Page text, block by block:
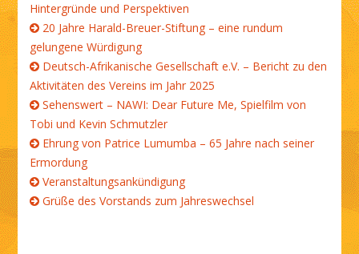
Hintergründe und Perspektiven
20 Jahre Harald-Breuer-Stiftung – eine rundum
gelungene Würdigung
Deutsch-Afrikanische Gesellschaft e.V. – Bericht zu den
Aktivitäten des Vereins im Jahr 2025
Sehenswert – NAWI: Dear Future Me, Spielfilm von
Tobi und Kevin Schmutzler
Ehrung von Patrice Lumumba – 65 Jahre nach seiner
Ermordung
Veranstaltungsankündigung
Grüße des Vorstands zum Jahreswechsel